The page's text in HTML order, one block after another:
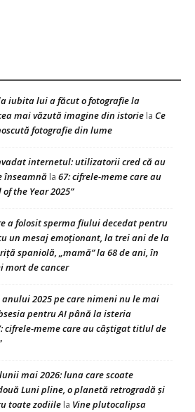
iubita lui a făcut o fotografie la
mai văzută imagine din istorie la Ce
fotografie din lume
internetul: utilizatorii cred că au
înseamnă la 67: cifrele-meme care au
the Year 2025”
a folosit sperma fiului decedat pentru
un mesaj emoționant, la trei ani de la
spaniolă, „mamă” la 68 de ani, în
mort de cancer
2025 pe care nimeni nu le mai
pentru AI până la isteria
cifrele-meme care au câștigat titlul de
mai 2026: luna care scoate
Luni pline, o planetă retrogradă și
toate zodiile la Vine plutocalipsa